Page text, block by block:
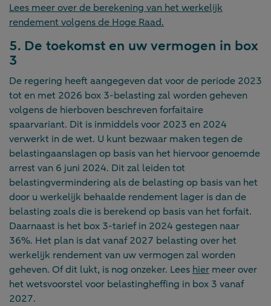
Lees meer over de berekening van het werkelijk
rendement volgens de Hoge Raad.
5. De toekomst en uw vermogen in box
3
De regering heeft aangegeven dat voor de periode 2023
tot en met 2026 box 3-belasting zal worden geheven
volgens de hierboven beschreven forfaitaire
spaarvariant. Dit is inmiddels voor 2023 en 2024
verwerkt in de wet. U kunt bezwaar maken tegen de
belastingaanslagen op basis van het hiervoor genoemde
arrest van 6 juni 2024. Dit zal leiden tot
belastingvermindering als de belasting op basis van het
door u werkelijk behaalde rendement lager is dan de
belasting zoals die is berekend op basis van het forfait.
Daarnaast is het box 3-tarief in 2024 gestegen naar
36%. Het plan is dat vanaf 2027 belasting over het
werkelijk rendement van uw vermogen zal worden
geheven. Of dit lukt, is nog onzeker. Lees hier meer over
het wetsvoorstel voor belastingheffing in box 3 vanaf
2027.